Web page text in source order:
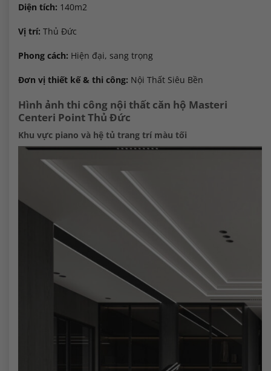
Diện tích: 140m2
Vị trí: Thủ Đức
Phong cách: Hiện đại, sang trọng
Đơn vị thiết kế & thi công: Nội Thất Siêu Bền
Hình ảnh thi công nội thất căn hộ Masteri
Centeri Point Thủ Đức
Khu vực piano và hệ tủ trang trí màu tối